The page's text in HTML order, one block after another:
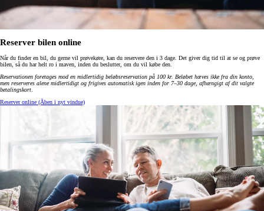
Reserver bilen online
Når du finder en bil, du gerne vil prøvekøre, kan du reservere den i 3 dage. Det giver dig tid til at se og prøve
bilen, så du har helt ro i maven, inden du beslutter, om du vil købe den.
Reservationen foretages mod en midlertidig beløbsreservation på 100 kr. Beløbet hæves ikke fra din konto,
men reserveres alene midlertidigt og frigives automatisk igen inden for 7–30 dage, afhængigt af dit valgte
betalingskort.
Reserver online (Åben i nyt vindue)